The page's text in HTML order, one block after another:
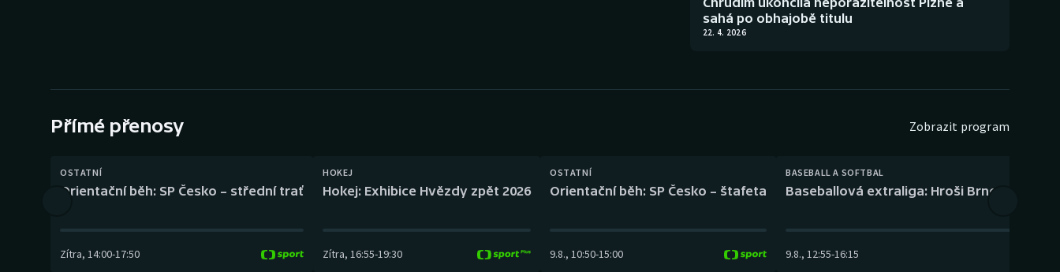
Gymnastika Plážový volejbal
sahá po obhajobě titulu
22. 4. 2026
Přímé přenosy Zobrazit program
OSTATNÍ
Orientační běh: SP Česko – střední trať
Zítra, 14:00-17:50
HOKEJ
Hokej: Exhibice Hvězdy zpět 2026
Zítra, 16:55-19:30
OSTATNÍ
Orientační běh: SP Česko – štafeta
9.8., 10:50-15:00
BASEBALL A SOFTBAL
Baseballová extraliga: Hroši Brno – Eagles
9.8., 12:55-16:15